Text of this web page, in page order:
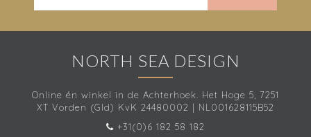
NORTH SEA DESIGN
Online én winkel in de Achterhoek. Het Hoge 5, 7251
XT Vorden (Gld) KvK 24480002 | NL001628115B52
+31(0)6 182 58 182